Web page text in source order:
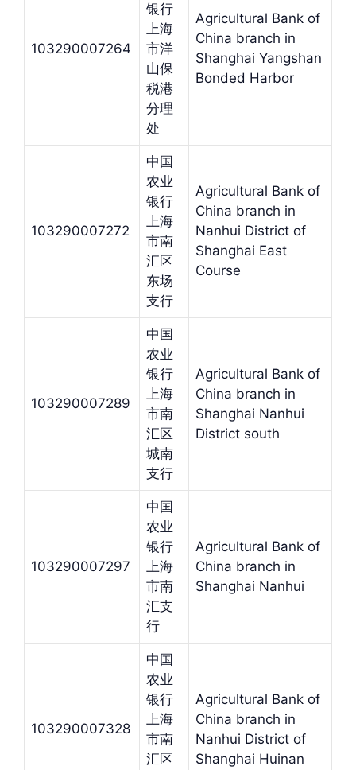
103290007264
银行
上海
市洋
山保
税港
分理
处
Agricultural Bank of
China branch in
Shanghai Yangshan
Bonded Harbor
103290007272
中国
农业
银行
上海
市南
汇区
东场
支行
Agricultural Bank of
China branch in
Nanhui District of
Shanghai East
Course
103290007289
中国
农业
银行
上海
市南
汇区
城南
支行
Agricultural Bank of
China branch in
Shanghai Nanhui
District south
103290007297
中国
农业
银行
上海
市南
汇支
行
Agricultural Bank of
China branch in
Shanghai Nanhui
103290007328
中国
农业
银行
上海
市南
汇区
Agricultural Bank of
China branch in
Nanhui District of
Shanghai Huinan